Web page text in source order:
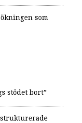
som
stödet bort”
strukturerade